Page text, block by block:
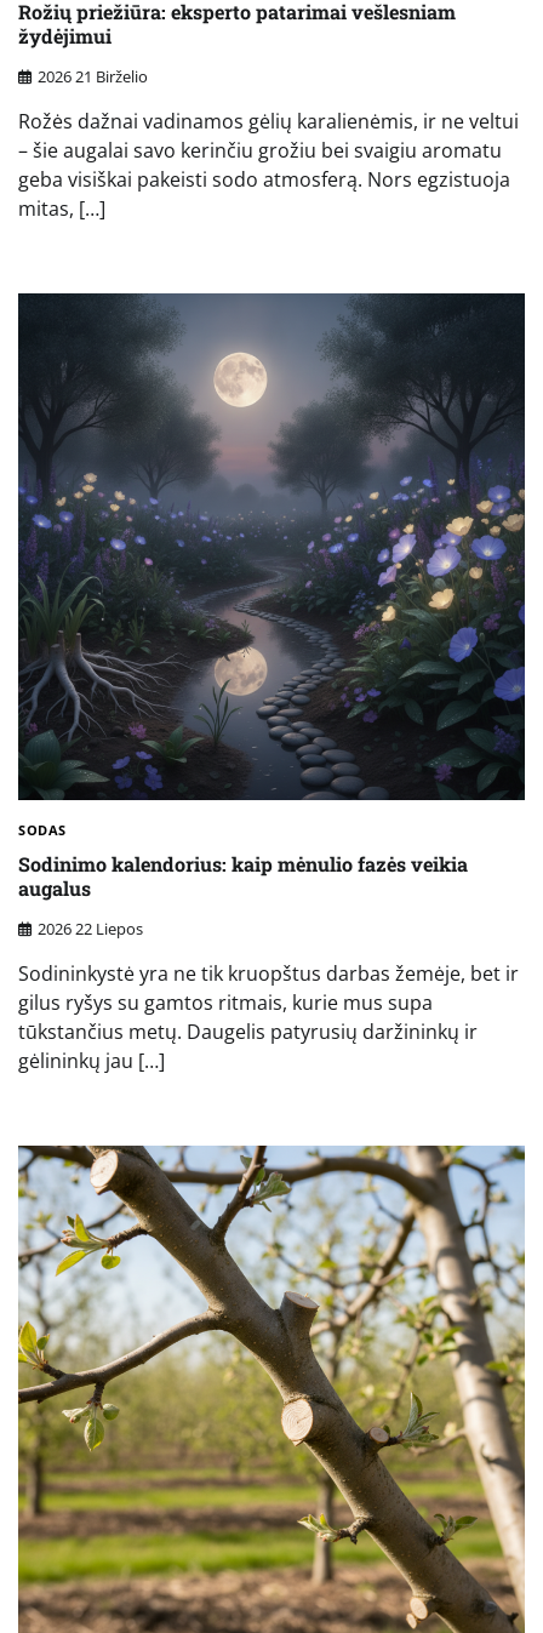
Rožių priežiūra: eksperto patarimai vešlesniam
žydėjimui
2026 21 Birželio
Rožės dažnai vadinamos gėlių karalienėmis, ir ne veltui
– šie augalai savo kerinčiu grožiu bei svaigiu aromatu
geba visiškai pakeisti sodo atmosferą. Nors egzistuoja
mitas, […]
SODAS
Sodinimo kalendorius: kaip mėnulio fazės veikia
augalus
2026 22 Liepos
Sodininkystė yra ne tik kruopštus darbas žemėje, bet ir
gilus ryšys su gamtos ritmais, kurie mus supa
tūkstančius metų. Daugelis patyrusių daržininkų ir
gėlininkų jau […]